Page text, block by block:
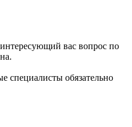
вас вопрос по
обязательно